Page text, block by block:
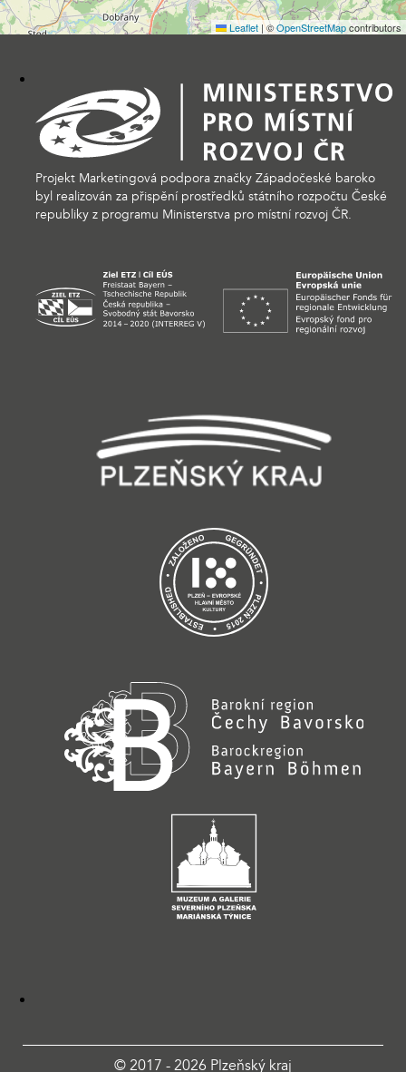
Leaflet |©OpenStreetMapcontributors
Projekt Marketingová podpora značky Západočeské baroko
byl realizován za přispění prostředků státního rozpočtu České
republiky z programu Ministerstva pro místní rozvoj ČR.
© 2017 - 2026 Plzeňský kraj